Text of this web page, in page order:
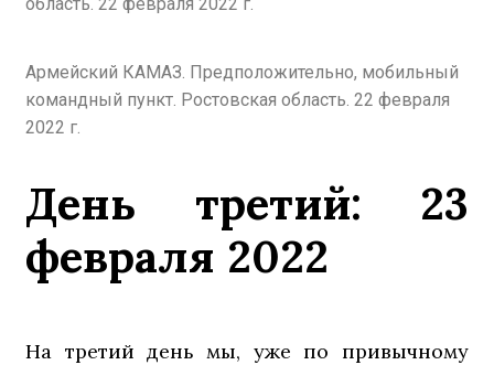
Армейский КАМАЗ. Предположительно, мобильный
командный пункт. Ростовская область. 22 февраля
2022 г.
День третий: 23
февраля 2022
На третий день мы, уже по привычному